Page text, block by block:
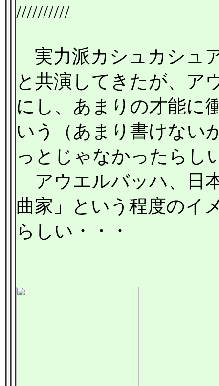
//////////
実力派カシュカシュ
と共演してきたが、ア
にし、あまりの才能に
いう（あまり書けない
っとじゃなかったらし
アウエルバッハ、日
曲家」という程度のイ
らしい・・・